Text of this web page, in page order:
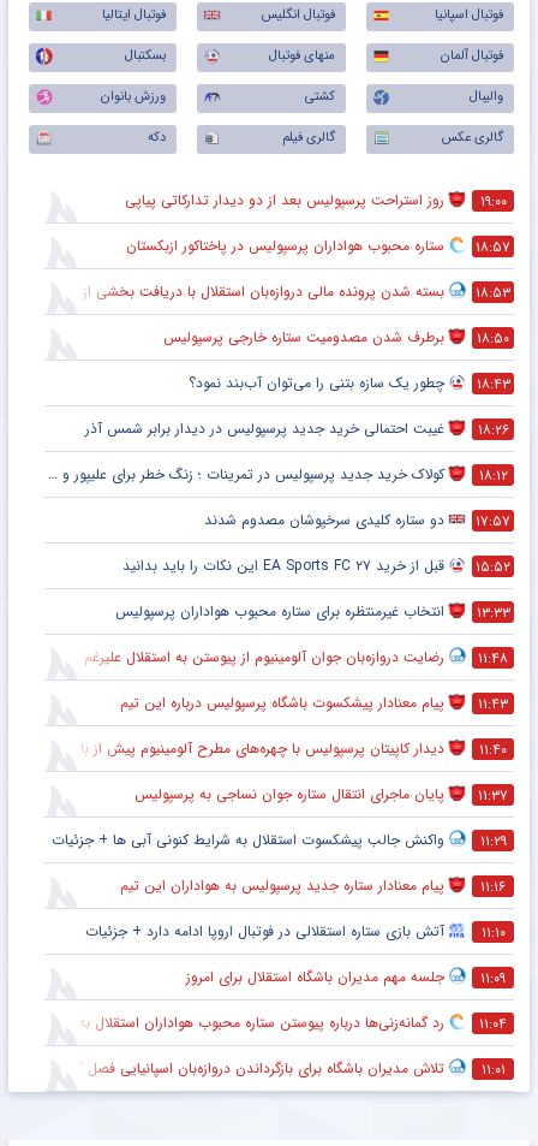
فوتبال اسپانیا فوتبال انگلیس
فوتبال ایتالیا
فوتبال آلمان
منهای فوتبال
بسکتبال
والیبال
کشتی
ورزش بانوان
گالری عکس
گالری فیلم دکه
۱۹:۰۰ روز استراحت پرسپولیس بعد از دو دیدار تدارکاتی پیاپی
۱۸:۵۷ ستاره محبوب هواداران پرسپولیس در پاختاکور ازبکستان
۱۸:۵۳ بسته شدن پرونده مالی دروازه‌بان استقلال با دریافت بخشی از مطالباتش
۱۸:۵۰ برطرف شدن مصدومیت ستاره خارجی پرسپولیس
۱۸:۴۳ چطور یک سازه بتنی را می‌توان آب‌بند نمود؟
۱۸:۲۶ غیبت احتمالی خرید جدید پرسپولیس در دیدار برابر شمس آذر
۱۸:۱۲ کولاک خرید جدید پرسپولیس در تمرینات ؛ زنگ خطر برای علیپور و سرگیف
۱۷:۵۷ دو ستاره کلیدی سرخپوشان مصدوم شدند
۱۵:۵۲ قبل از خرید EA Sports FC ۲۷ این نکات را باید بدانید
۱۳:۳۳ انتخاب غیرمنتظره برای ستاره محبوب هواداران پرسپولیس
۱۱:۴۸ رضایت دروازه‌بان جوان آلومینیوم از پیوستن به استقلال علیرغم بسته بودن پنجره نقل‌و‌انتقالاتی
۱۱:۴۳ پیام معنادار پیشکسوت باشگاه پرسپولیس درباره این تیم
۱۱:۴۰ دیدار کاپیتان پرسپولیس با چهره‌های مطرح آلومینیوم پیش از بازی
۱۱:۳۷ پایان ماجرای انتقال ستاره جوان نساجی به پرسپولیس
۱۱:۲۹ واکنش جالب پیشکسوت استقلال به شرایط کنونی آبی ها + جزئیات
۱۱:۱۶ پیام معنادار ستاره جدید پرسپولیس به هواداران این تیم
۱۱:۱۰ آتش بازی ستاره استقلالی در فوتبال اروپا ادامه دارد + جزئیات
۱۱:۰۹ جلسه مهم مدیران باشگاه استقلال برای امروز
۱۱:۰۴ رد گمانه‌زنی‌ها درباره پیوستن ستاره محبوب هواداران استقلال به تراکتور
۱۱:۰۱ تلاش مدیران باشگاه برای بازگرداندن دروازه‌بان اسپانیایی فصل گذشته به استقلال